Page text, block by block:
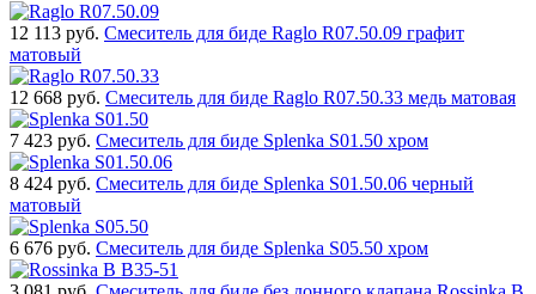
12 113 руб. Смеситель для биде Raglo R07.50.09 графит
матовый
12 668 руб. Смеситель для биде Raglo R07.50.33 медь матовая
7 423 руб. Смеситель для биде Splenka S01.50 хром
8 424 руб. Смеситель для биде Splenka S01.50.06 черный
матовый
6 676 руб. Смеситель для биде Splenka S05.50 хром